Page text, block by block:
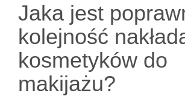
Jaka jest
kolejność
kosmetyków do
makijażu?